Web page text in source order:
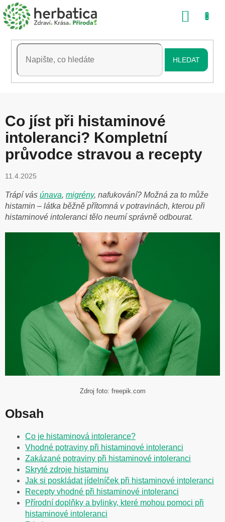
Přejít
na
obsah
HLEDAT
Co jíst při histaminové
intoleranci? Kompletní
průvodce stravou a recepty
11.4.2025
Trápí vás únava, migrény, nafukování? Možná za to může
histamin – látka běžně přítomná v potravinách, kterou při
histaminové intoleranci tělo neumí správně odbourat.
Zdroj foto: freepik.com
Obsah
Co je histaminová intolerance?
Vhodné potraviny při histaminové intoleranci
Zakázané potraviny při histaminové intoleranci
Skryté zdroje histaminu
Jak si poskládat jídelníček při histaminové intoleranci
Recepty vhodné při histaminové intoleranci
Přírodní doplňky a bylinky, které mohou pomoci při
histaminové intoleranci